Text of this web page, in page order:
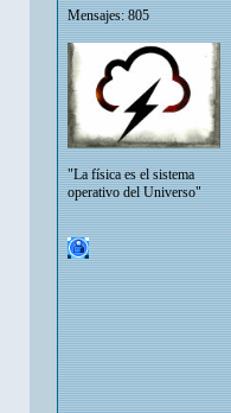
Mensajes: 805
"La física es el sistema
operativo del Universo"